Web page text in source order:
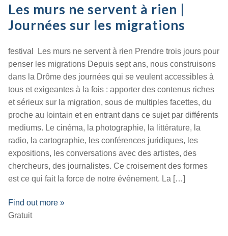
Les murs ne servent à rien |
Journées sur les migrations
festival Les murs ne servent à rien Prendre trois jours pour
penser les migrations Depuis sept ans, nous construisons
dans la Drôme des journées qui se veulent accessibles à
tous et exigeantes à la fois : apporter des contenus riches
et sérieux sur la migration, sous de multiples facettes, du
proche au lointain et en entrant dans ce sujet par différents
mediums. Le cinéma, la photographie, la littérature, la
radio, la cartographie, les conférences juridiques, les
expositions, les conversations avec des artistes, des
chercheurs, des journalistes. Ce croisement des formes
est ce qui fait la force de notre événement. La […]
Find out more »
Gratuit